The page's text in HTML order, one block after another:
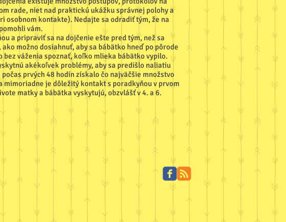
rade, niet nad praktickú ukážku správnej polohy a
kontakte). Nedajte sa odradiť tým, že na
vám.
a pripraviť sa na dojčenie ešte pred tým, než sa
možno dosiahnuť, aby sa bábätko hneď po pôrode
bez váženia spoznať, koľko mlieka bábätko vypilo.
akékoľvek problémy, aby sa predišlo naliatiu
prvých 48 hodín získalo čo najväčšie množstvo
je dôležitý kontakt s poradkyňou v prvom
matky a bábätka vyskytujú, obzvlášť v 4. a 6.